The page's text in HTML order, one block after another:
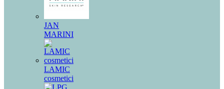
JAN
MARINI
LAMIC
cosmetici